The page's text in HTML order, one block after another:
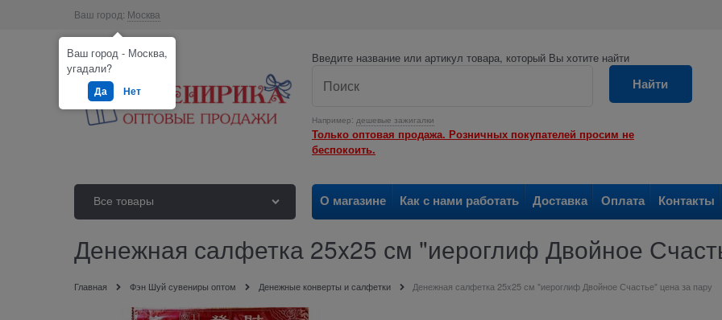
Ваш город: Москва
Введите название или артикул товара, который Вы хотите найти
Например: дешевые зажигалки
Найти
Только оптовая продажа. Розничных покупателей просим не
беспокоить.
Все товары О магазине Как с нами работать Доставка Оплата Контакты
Денежная салфетка 25x25 см "иероглиф Двойное
Главная Фэн Шуй сувениры оптом Денежные конверты и салфетки Денежная салфетка 25x25 см "иероглиф Двойное Счастье" цена за пару
Ваш город - Москва,
угадали?
Да Нет